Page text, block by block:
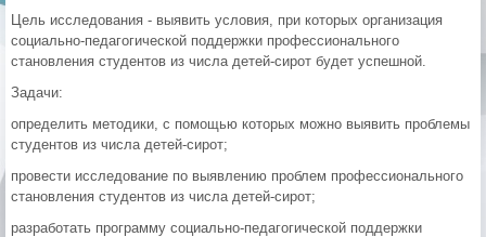
Цель исследования - выявить условия, при которых организация
социально-педагогической поддержки профессионального
становления студентов из числа детей-сирот будет успешной.
Задачи:
определить методики, с помощью которых можно выявить проблемы
студентов из числа детей-сирот;
провести исследование по выявлению проблем профессионального
становления студентов из числа детей-сирот;
разработать программу социально-педагогической поддержки